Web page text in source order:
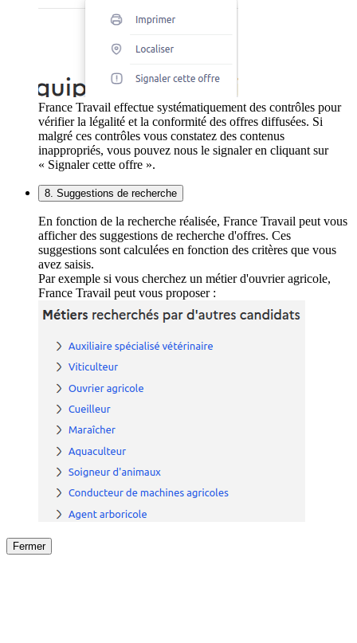
France Travail effectue systématiquement des contrôles pour
vérifier la légalité et la conformité des offres diffusées. Si
malgré ces contrôles vous constatez des contenus
inappropriés, vous pouvez nous le signaler en cliquant sur
« Signaler cette offre ».
8. Suggestions de recherche
En fonction de la recherche réalisée, France Travail peut vous
afficher des suggestions de recherche d'offres. Ces
suggestions sont calculées en fonction des critères que vous
avez saisis.
Par exemple si vous cherchez un métier d'ouvrier agricole,
France Travail peut vous proposer :
Fermer